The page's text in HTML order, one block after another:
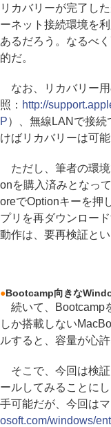
リカバリーが完了し
ーネット接続環境を
あるだろう。なるべ
的だ。
なお、リカバリー用
照： http://
P）、無線LANで接
けばリカバリーは可能
ただし、筆者の環
onを購入済みとなっ
oreでOptionキーを押
プリを再ダウンロー
動作は、要再検証とい
●Bootcamp向きな
続いて、Bootcamp
しか搭載しない
ルすると、容量が心許
そこで、今回は検証
ールしてみることに
手可能だが、今回は
osoft.com/windows/